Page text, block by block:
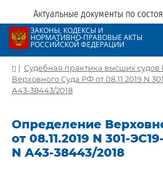
Актуальные документы по
ЗАКОНЫ, КОДЕКСЫ И
НОРМАТИВНО-ПРАВОВЫЕ АКТЫ
РОССИЙСКОЙ ФЕДЕРАЦИИ
| Судебная практика высших
Верховного Суда РФ от 08.11.2019 N
А43-38443/2018
Определение
от 08.11.2019 N 301-
N А43-38443/2018